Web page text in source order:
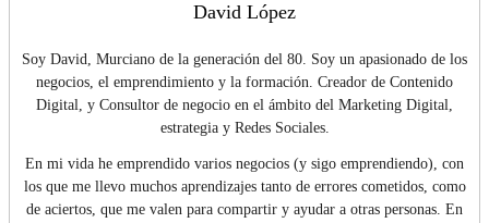
David López
Soy David, Murciano de la generación del 80. Soy un apasionado de los
negocios, el emprendimiento y la formación. Creador de Contenido
Digital, y Consultor de negocio en el ámbito del Marketing Digital,
estrategia y Redes Sociales.
En mi vida he emprendido varios negocios (y sigo emprendiendo), con
los que me llevo muchos aprendizajes tanto de errores cometidos, como
de aciertos, que me valen para compartir y ayudar a otras personas. En